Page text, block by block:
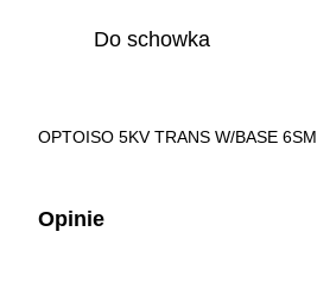
Do schowka
OPTOISO 5KV TRANS W/BASE
Opinie